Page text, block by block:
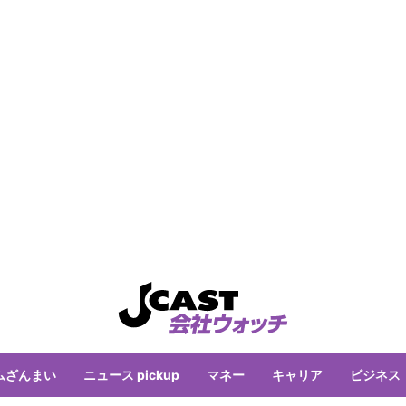
ざんまい ニュース pickup マネー キャリア ビジネス